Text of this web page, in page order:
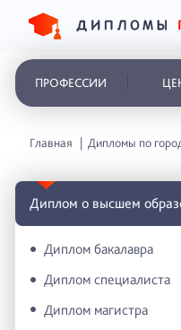
ПРОФЕССИИ
Главная Дипломы по
Диплом о высшем
Диплом бакалавра
Диплом специалиста
Диплом магистра